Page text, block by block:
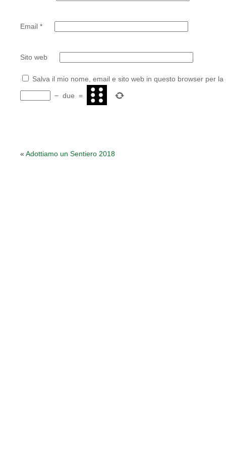
Email *
Sito web
Salva il mio nome, email e sito web in questo browser per
− due =
« Adottiamo un Sentiero 2018